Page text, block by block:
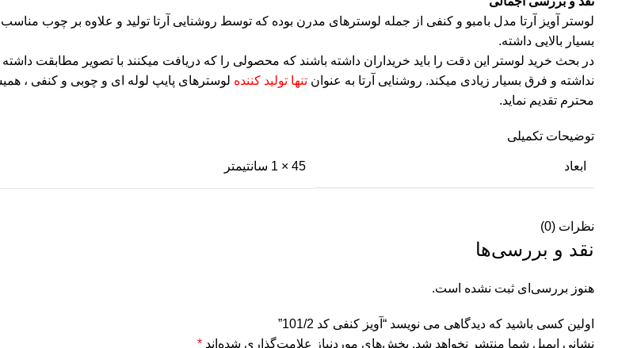
لوستر آویز آرتا مدل بامبو و کنفی از جمله لوسترهای مدرن بوده که توسط روشنایی آرتا تولید و علاوه بر چوب
بسیار بالایی داشته.
در بحث خرید لوستر این دقت را باید خریداران داشته باشند که محصولی را که دریافت میکنند با تصویر مطابقت
نداشته و فرق بسیار زیادی میکند. روشنایی آرتا به عنوان تنها تولید کننده لوسترهای پایپ لوله ای و چوبی و کنفی ،
محترم تقدیم نماید.
توضیحات تکمیلی
ابعاد 45 × 1 سانتیمتر
نظرات (0)
نقد و بررسی‌ها
هنوز بررسی‌ای ثبت نشده است.
اولین کسی باشید که دیدگاهی می نویسد “آویز کنفی کد 101/2”
نشانی ایمیل شما منتشر نخواهد شد. بخش‌های موردنیاز علامت‌گذاری شده‌اند *